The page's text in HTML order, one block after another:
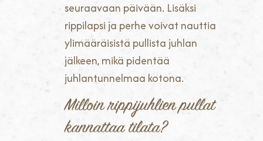
seuraavaan päivään. Lisäksi
rippilapsi ja perhe voivat nauttia
ylimääräisistä pullista juhlan
jälkeen, mikä pidentää
juhlantunnelmaa kotona.
Milloin rippijuhlien pullat
kannattaa tilata?